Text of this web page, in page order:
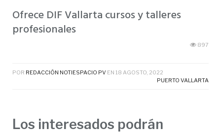
Ofrece DIF Vallarta cursos y talleres
profesionales
897
POR REDACCIÓN NOTIESPACIO PV EN 18 AGOSTO, 2022
PUERTO VALLARTA
Los interesados podrán